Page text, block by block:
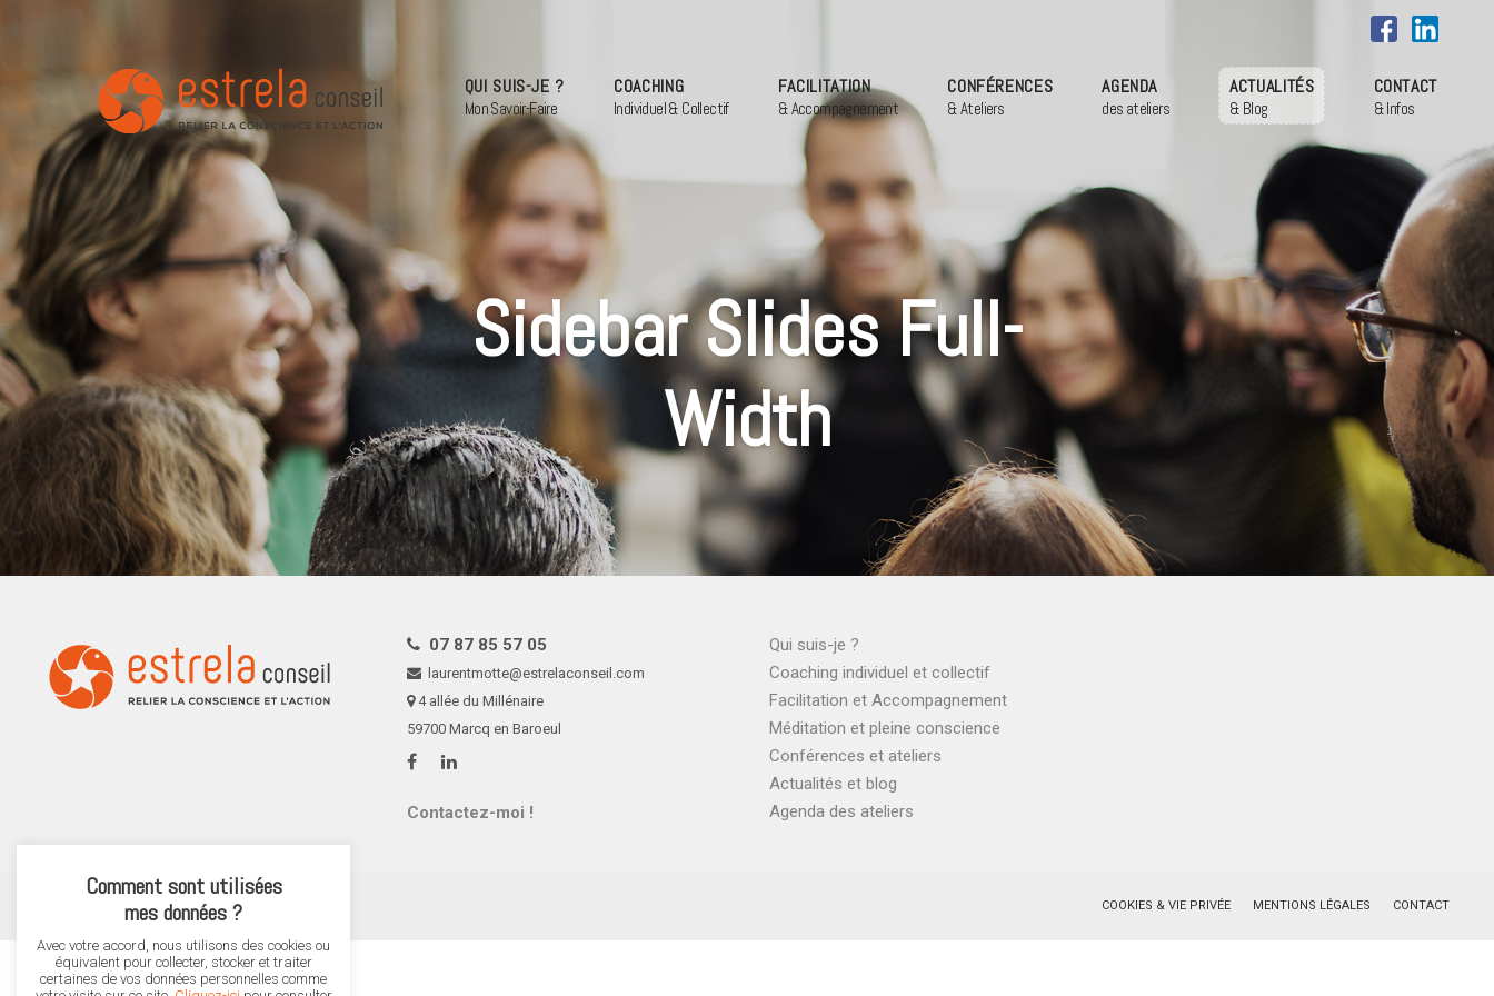
QUI SUIS-JE ?
Mon Savoir-Faire
COACHING
Individuel & Collectif
FACILITATION
& Accompagnement
CONFÉRENCES
& Ateliers
AGENDA
des ateliers
ACTUALITÉS
& Blog
CONTACT
& Infos
Sidebar Slides Full-
Width
07 87 85 57 05
laurentmotte@estrelaconseil.com
4 allée du Millénaire
59700 Marcq en Baroeul
Contactez-moi !
Qui suis-je ?
Coaching individuel et collectif
Facilitation et Accompagnement
Méditation et pleine conscience
Conférences et ateliers
Actualités et blog
Agenda des ateliers
©ESTRELA CONSEIL. DROITS RÉSERVÉS. COOKIES & VIE PRIVÉE MENTIONS LÉGALES CONTACT
Comment sont utilisées
mes données ?
Avec votre accord, nous utilisons des cookies ou
équivalent pour collecter, stocker et traiter
certaines de vos données personnelles comme